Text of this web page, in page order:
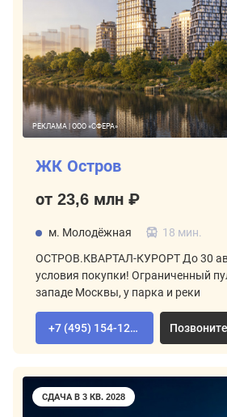
РЕКЛАМА | ООО «СФЕРА»
ЖК Остров
от 23,6 млн ₽
м. Молодёжная 18 мин.
ОСТРОВ.КВАРТАЛ-КУРОРТ До 30
условия покупки! Ограниченный
западе Москвы, у парка и реки
+7 (495) 154-12-80
СДАЧА В 3 КВ. 2028